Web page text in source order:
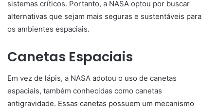
sistemas críticos. Portanto, a NASA optou por buscar
alternativas que sejam mais seguras e sustentáveis para
os ambientes espaciais.
Canetas Espaciais
Em vez de lápis, a NASA adotou o uso de canetas
espaciais, também conhecidas como canetas
antigravidade. Essas canetas possuem um mecanismo